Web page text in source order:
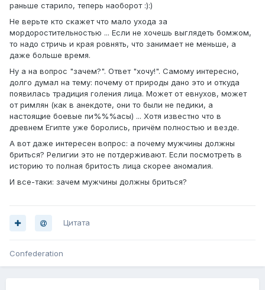
раньше старило, теперь наоборот :):)
Не верьте кто скажет что мало ухода за
мордоростительностью ... Если не хочешь выглядеть бомжом,
то надо стричь и края ровнять, что занимает не меньше, а
даже больше время.
Ну а на вопрос "зачем?". Ответ "хочу!". Самому интересно,
долго думал на тему: почему от природы дано это и откуда
появилась традиция голения лица. Может от евнухов, может
от римлян (как в анекдоте, они то были не педики, а
настоящие боевые пи%%%асы) ... Хотя известно что в
древнем Египте уже боролись, причём полностью и везде.
А вот даже интересен вопрос: а почему мужчины должны
бриться? Религии это не потдерживают. Если посмотреть в
историю то полная бритость лица скорее аномалия.
И все-таки: зачем мужчины должны бриться?
Цитата
Confederation